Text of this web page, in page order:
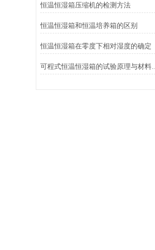
恒温恒湿箱压缩机的检测方法
恒温恒湿箱和恒温培养箱的区别
恒温恒湿箱在零度下相对湿度的确定
可程式恒温恒湿箱的试验原理与材料可靠性测试应用